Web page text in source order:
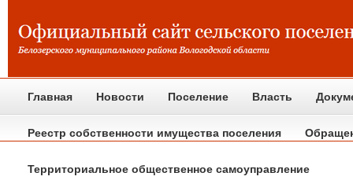
Главная Новости Поселение Власть
Реестр собственности имущества поселения
Территориальное общественное самоуправление